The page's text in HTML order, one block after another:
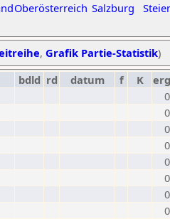
Oberösterreich Salzburg
, Grafik Partie-Statistik)
bdld rd datum f K erg
0
0
0
0
0
0
0
0